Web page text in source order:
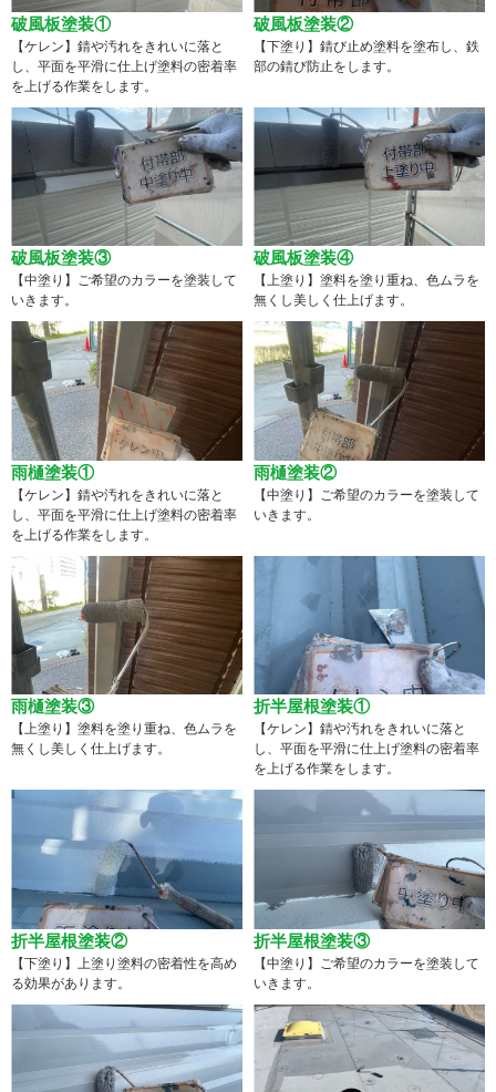
破風板塗装①
【ケレン】錆や汚れをきれいに落と
し、平面を平滑に仕上げ塗料の密着率
を上げる作業をします。
破風板塗装②
【下塗り】錆び止め塗料を塗布し、鉄
部の錆び防止をします。
破風板塗装③
【中塗り】ご希望のカラーを塗装して
いきます。
破風板塗装④
【上塗り】塗料を塗り重ね、色ムラを
無くし美しく仕上げます。
雨樋塗装①
【ケレン】錆や汚れをきれいに落と
し、平面を平滑に仕上げ塗料の密着率
を上げる作業をします。
雨樋塗装②
【中塗り】ご希望のカラーを塗装して
いきます。
雨樋塗装③
【上塗り】塗料を塗り重ね、色ムラを
無くし美しく仕上げます。
折半屋根塗装①
【ケレン】錆や汚れをきれいに落と
し、平面を平滑に仕上げ塗料の密着率
を上げる作業をします。
折半屋根塗装②
【下塗り】上塗り塗料の密着性を高め
る効果があります。
折半屋根塗装③
【中塗り】ご希望のカラーを塗装して
いきます。